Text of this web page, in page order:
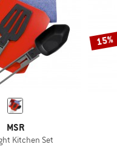
MSR
Kitchen Set
15%